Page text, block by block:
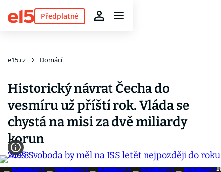
Předplatné
e15.cz Domácí
Historický návrat Čecha do
vesmíru už příští rok. Vláda se
chystá na misi za dvě miliardy
korun